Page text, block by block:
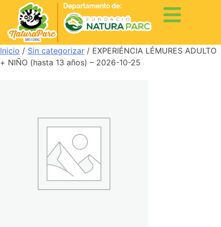
Departamento de:
Inicio / Sin categorizar / EXPERIÉNCIA LÉMURES ADULTO
+ NIÑO (hasta 13 años) – 2026-10-25